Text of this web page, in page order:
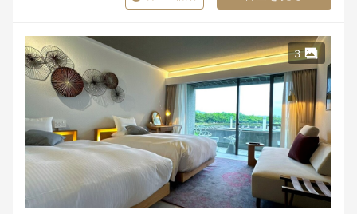
朝日が差し込む絶景ダイニングから鳴門海峡を望み、
◆ドギー・ヴィラご利用のお客様
愛犬はホテル本館および食事会場にご同伴いただけません。お部
屋でお留守番をお願いします。
同行される愛犬の狂犬病と混合ワクチンの接種日を事前確認させ
て頂いております。事前にご準備をお願いいたします。詳細は公
式HPをご確認ください。
※予防接種を受けていない場合は、ご利用当日でもご宿泊をお断
りする場合がございます。
※一部の専用プランを除き、ルームサービスはございません。
※駐車場は隣接していません。本館正面駐車場を利用いただき、
わんちゃんやお荷物と共にホテル専用車で送迎を行っておりま
す。
3